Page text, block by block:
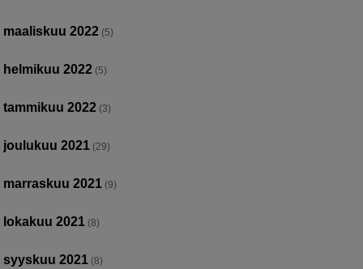
maaliskuu 2022 (5)
helmikuu 2022 (5)
tammikuu 2022 (3)
joulukuu 2021 (29)
marraskuu 2021 (9)
lokakuu 2021 (8)
syyskuu 2021 (8)